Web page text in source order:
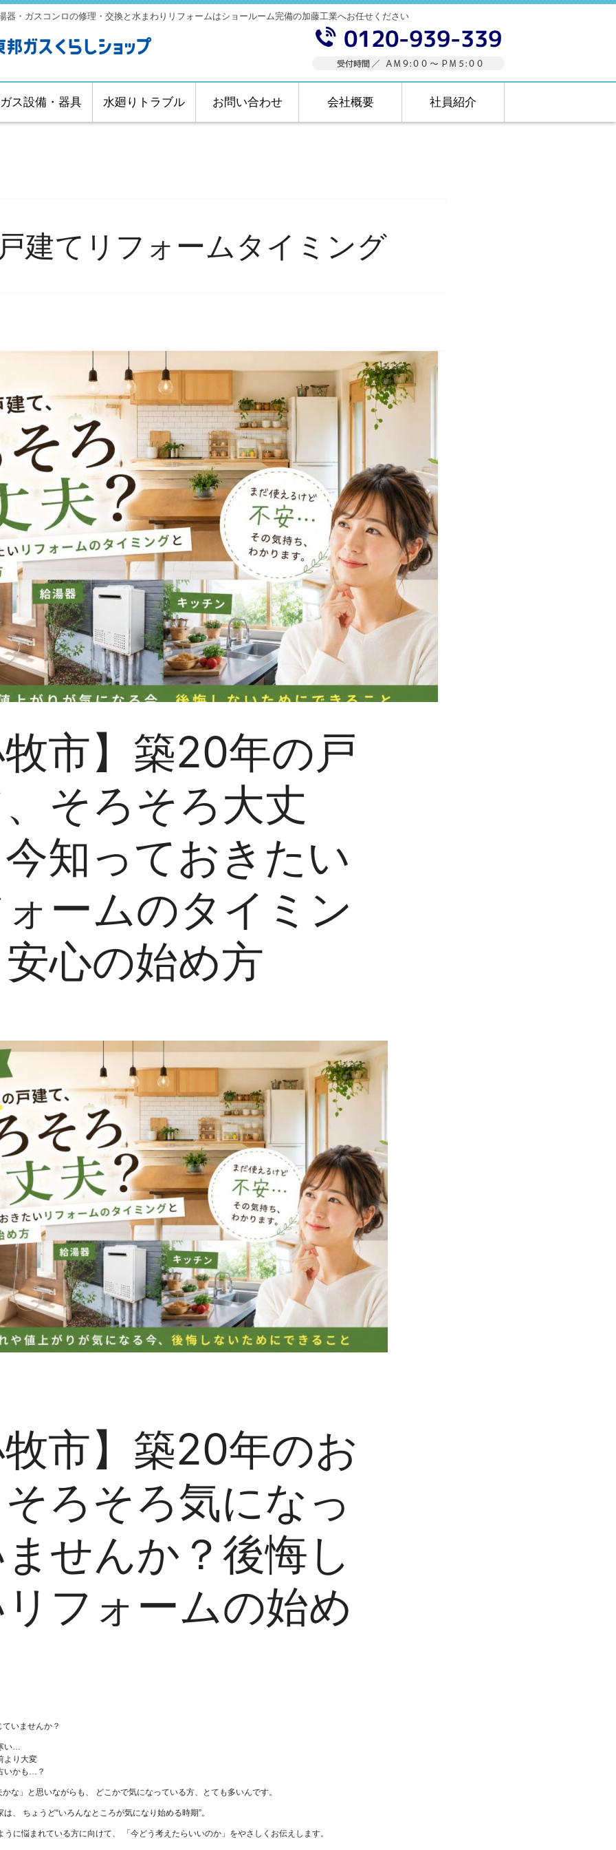
器・ガスコンロの修理・交換と水まわりリフォームはショールーム完備の加藤工業へお任せください
ガス設備・器具 水廻りトラブル お問い合わせ 会社概要 社員紹介
建てリフォームタイミング
市】築20年の戸
そろそろ大丈
知っておきたい
ームのタイミン
心の始め方
市】築20年のお
ろそろ気になっ
せんか？後悔し
フォームの始め
いませんか？
い…
より大変
いかも…？
な」と思いながらも、 どこかで気になっている方、とても多いんです。
、 ちょうど“いろんなところが気になり始める時期”。
うに悩まれている方に向けて、 「今どう考えたらいいのか」をやさしくお伝えします。